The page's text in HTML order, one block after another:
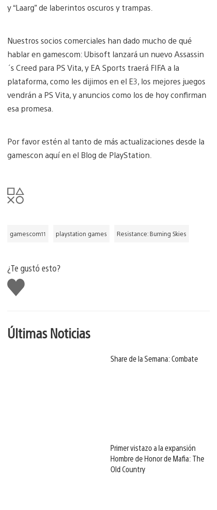
y “Laarg” de laberintos oscuros y trampas.
Nuestros socios comerciales han dado mucho de qué
hablar en gamescom: Ubisoft lanzará un nuevo Assassin
´s Creed para PS Vita, y EA Sports traerá FIFA a la
plataforma, como les dijimos en el E3, los mejores juegos
vendrán a PS Vita, y anuncios como los de hoy confirman
esa promesa.
Por favor estén al tanto de más actualizaciones desde la
gamescon aquí en el Blog de PlayStation.
gamescom11 playstation games Resistance: Burning Skies
¿Te gustó esto?
Me
gusta
Últimas Noticias
Share de la Semana: Combate
Primer vistazo a la expansión
Hombre de Honor de Mafia: The
Old Country